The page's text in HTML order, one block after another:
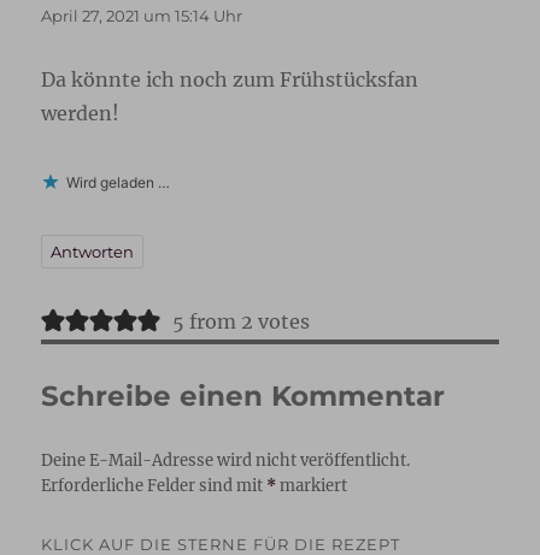
April 27, 2021 um 15:14 Uhr
Da könnte ich noch zum Frühstücksfan
werden!
Wird geladen …
Antworten
5 from 2 votes
Schreibe einen Kommentar
Deine E-Mail-Adresse wird nicht veröffentlicht.
Erforderliche Felder sind mit *markiert
KLICK AUF DIE STERNE FÜR DIE REZEPT